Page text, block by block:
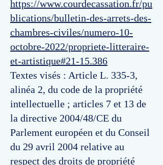
https://www.courdecassation.fr/pu
blications/bulletin-des-arrets-des-
chambres-civiles/numero-10-
octobre-2022/propriete-litteraire-
et-artistique#21-15.386
Textes visés : Article L. 335-3,
alinéa 2, du code de la propriété
intellectuelle ; articles 7 et 13 de
la directive 2004/48/CE du
Parlement européen et du Conseil
du 29 avril 2004 relative au
respect des droits de propriété